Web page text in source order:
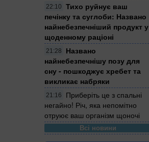
22:10
Тихо руйнує ваш
печінку та суглоби: Названо
найнебезпечніший продукт у
щоденному раціоні
21:28
Названо
найнебезпечнішу позу для
сну - пошкоджує хребет та
викликає набряки
21:16
Приберіть це з спальні
негайно! Річ, яка непомітно
отруює ваш організм щоночі
Всі новини